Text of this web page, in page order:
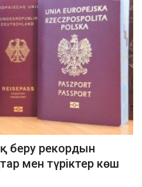
беру рекордын
мен түріктер көш